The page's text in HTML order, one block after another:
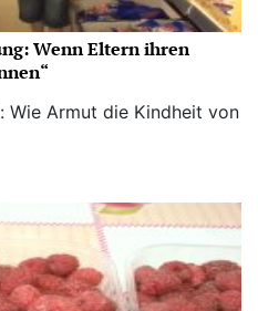
Wenn Eltern ihren
Wie Armut die Kindheit von